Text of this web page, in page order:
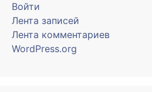
Войти
Лента записей
Лента комментариев
WordPress.org